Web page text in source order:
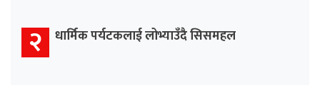
२ धार्मिक पर्यटकलाई लोभ्याउँदै सिसमहल